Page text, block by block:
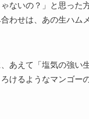
ないの？」と思った
わせは、あの生ハム
あえて「塩気の強い
けるようなマンゴー